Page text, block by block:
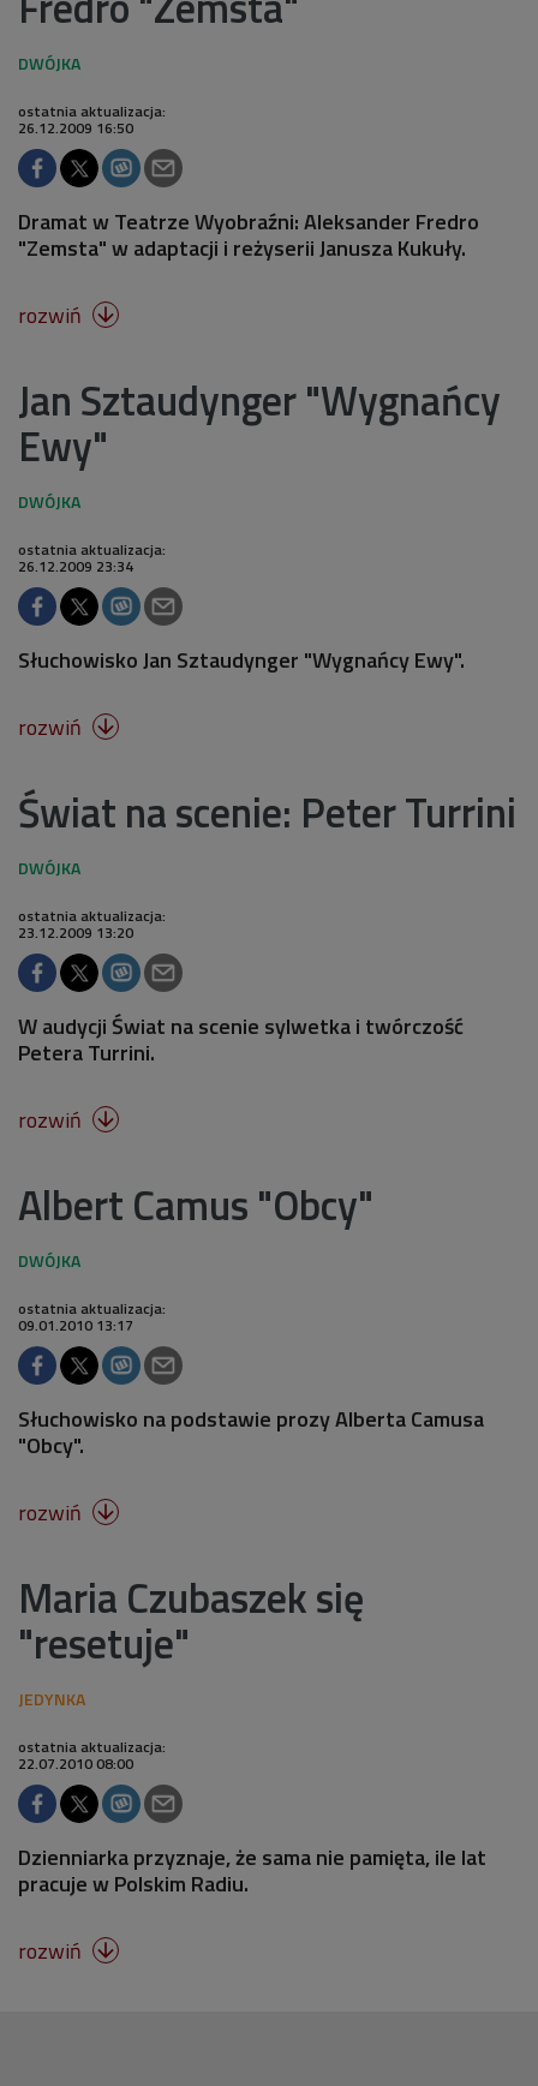
ostatnia aktualizacja:
26.12.2009 16:50
Dramat w Teatrze Wyobraźni: Aleksander Fredro
"Zemsta" w adaptacji i reżyserii Janusza Kukuły.
rozwiń 
Jan Sztaudynger "Wygnańcy
Ewy"
ostatnia aktualizacja:
26.12.2009 23:34
Słuchowisko Jan Sztaudynger "Wygnańcy Ewy".
rozwiń 
Świat na scenie: Peter Turrini
ostatnia aktualizacja:
23.12.2009 13:20
W audycji Świat na scenie sylwetka i twórczość
Petera Turrini.
rozwiń 
Albert Camus "Obcy"
ostatnia aktualizacja:
09.01.2010 13:17
Słuchowisko na podstawie prozy Alberta Camusa
"Obcy".
rozwiń 
Maria Czubaszek się
"resetuje"
ostatnia aktualizacja:
22.07.2010 08:00
Dzienniarka przyznaje, że sama nie pamięta, ile lat
pracuje w Polskim Radiu.
rozwiń 